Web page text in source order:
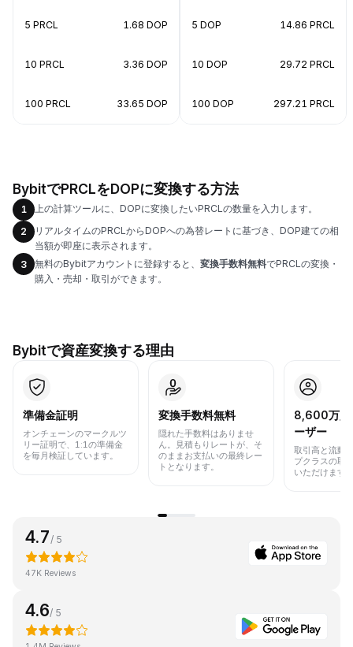
5 PRCL 1.68 DOP
10 PRCL 3.36 DOP
100 PRCL 33.65 DOP
5 DOP 14.86 PRCL
10 DOP 29.72 PRCL
100 DOP 297.21 PRCL
BybitでPRCLをDOPに変換する方法
1
上の計算ツールに、DOPに変換したいPRCLの数量を入力します。
2
リアルタイムのPRCLからDOPへの為替レートに基づき、DOP建ての相
当額が即座に表示されます。
3
無料のBybitアカウントに登録すると、 変換手数料無料でPRCLの変換・
購入・売却・取引ができます。
Bybitで資産変換する理由
準備金証明
オンチェーンのマークルツ
リー証明で、1:1の準備金
を毎月検証しています。
変換手数料無料
隠れた手数料はありませ
ん。見積もりレートが、そ
のままお支払いの最終レー
トとなります。
8,600万人
ーザー
取引高と流動
プクラスの取
いただけます
4.7 / 5
47K Reviews
4.6/ 5